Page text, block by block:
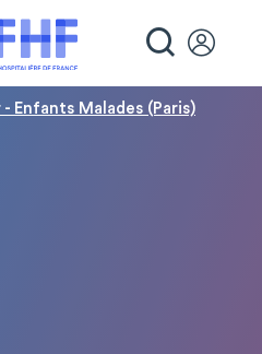
Enfants Malades (Paris)